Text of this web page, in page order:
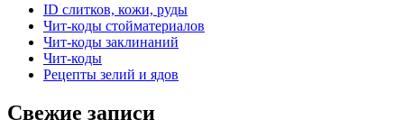
ID слитков, кожи, руды
Чит-коды стойматериалов
Чит-коды заклинаний
Чит-коды
Рецепты зелий и ядов
Свежие записи